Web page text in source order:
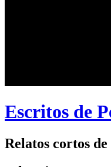
Escritos de
Relatos cortos